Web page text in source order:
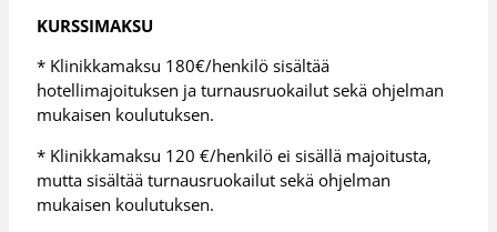
KURSSIMAKSU
* Klinikkamaksu 180€/henkilö sisältää
hotellimajoituksen ja turnausruokailut sekä ohjelman
mukaisen koulutuksen.
* Klinikkamaksu 120 €/henkilö ei sisällä majoitusta,
mutta sisältää turnausruokailut sekä ohjelman
mukaisen koulutuksen.